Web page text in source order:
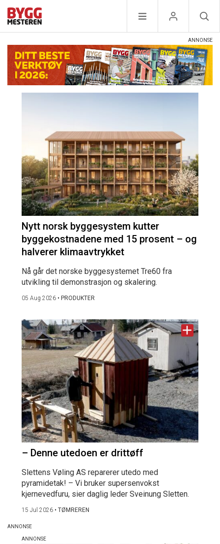
Nytt norsk byggesystem kutter
byggekostnadene med 15 prosent – og
halverer klimaavtrykket
Nå går det norske byggesystemet Tre60 fra
utvikling til demonstrasjon og skalering.
05 Aug 2026 • PRODUKTER
– Denne utedoen er drittøff
Slettens Vøling AS reparerer utedo med
pyramidetak! – Vi bruker supersenvokst
kjernevedfuru, sier daglig leder Sveinung Sletten.
15 Jul 2026 • TØMREREN